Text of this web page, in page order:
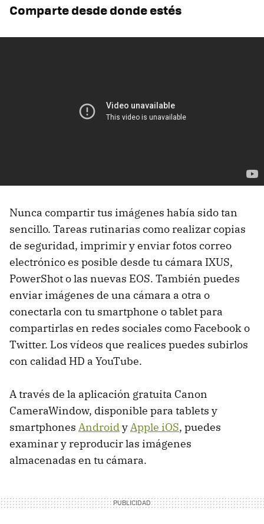
Comparte desde donde estés
Nunca compartir tus imágenes había sido tan
sencillo. Tareas rutinarias como realizar copias
de seguridad, imprimir y enviar fotos correo
electrónico es posible desde tu cámara IXUS,
PowerShot o las nuevas EOS. También puedes
enviar imágenes de una cámara a otra o
conectarla con tu smartphone o tablet para
compartirlas en redes sociales como Facebook o
Twitter. Los vídeos que realices puedes subirlos
con calidad HD a YouTube.
A través de la aplicación gratuita Canon
CameraWindow, disponible para tablets y
smartphones AndroidyApple iOS, puedes
examinar y reproducir las imágenes
almacenadas en tu cámara.